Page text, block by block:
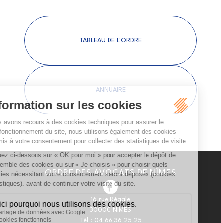
TABLEAU DE L'ORDRE
ANNUAIRE
ORDRE DES AVOCATS DE NÎMES
16 rue Régale
30000 NÎMES
Tél : 04 66 36 25 25